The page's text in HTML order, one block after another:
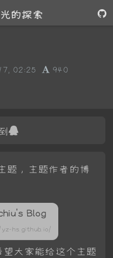
的探索
02:25
940
题，主题作者的博
Blog
hs.github.io/
大家能给这个主题